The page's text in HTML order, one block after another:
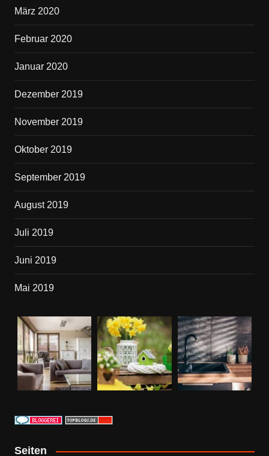
März 2020
Februar 2020
Januar 2020
Dezember 2019
November 2019
Oktober 2019
September 2019
August 2019
Juli 2019
Juni 2019
Mai 2019
Seiten